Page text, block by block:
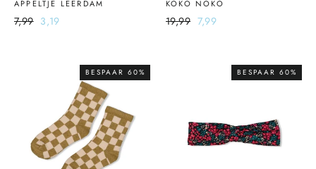
APPELTJE LEERDAM
Normale
7,99 Sale
3,19
KOKO NOKO
Normale
19,99 Sale
7,99
BESPAAR 60% BESPAAR 60%